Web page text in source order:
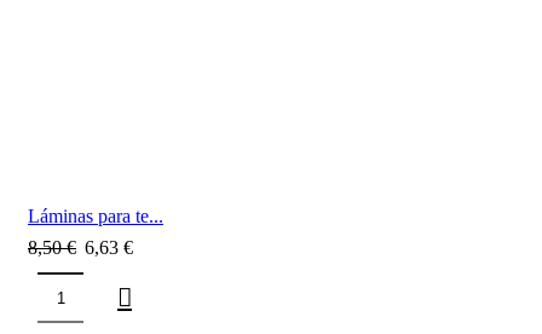
Láminas para te...
8,50€ 6,63 €